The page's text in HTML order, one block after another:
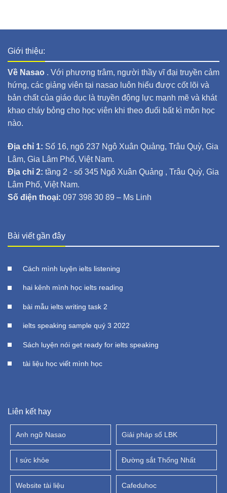
Giới thiệu:
Về Nasao . Với phương trâm, người thầy vĩ đại truyền cảm
hứng, các giảng viên tại nasao luôn hiểu được cốt lõi và
bản chất của giáo dục là truyền động lực mạnh mẽ và khát
khao cháy bỏng cho học viên khi theo đuổi bất kì môn học
nào.
Địa chỉ 1: Số 16, ngõ 237 Ngô Xuân Quảng, Trâu Quỳ, Gia
Lâm, Gia Lâm Phố, Việt Nam.
Địa chỉ 2: tầng 2 - số 345 Ngô Xuân Quảng , Trâu Quỳ, Gia
Lâm Phố, Việt Nam.
Số điện thoại: 097 398 30 89 – Ms Linh
Bài viết gần đây
Cách mình luyện ielts listening
hai kênh mình học ielts reading
bài mẫu ielts writing task 2
ielts speaking sample quý 3 2022
Sách luyện nói get ready for ielts speaking
tài liệu học viết mình học
Liên kết hay
Anh ngữ Nasao Giải pháp số LBK
I sức khỏe Đường sắt Thống Nhất
Website tài liệu Cafeduhoc